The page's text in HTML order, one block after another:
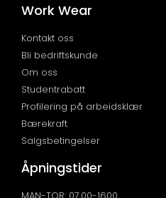
Work Wear
Kontakt oss
Bli bedriftskunde
Om oss
Studentrabatt
Profilering på arbeidsklær
Bærekraft
Salgsbetingelser
Åpningstider
MAN-TOR: 07.00-1600